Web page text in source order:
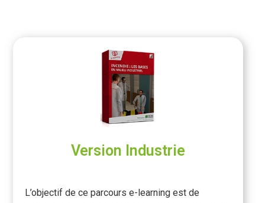
Version Industrie
L’objectif de ce parcours e-learning est de